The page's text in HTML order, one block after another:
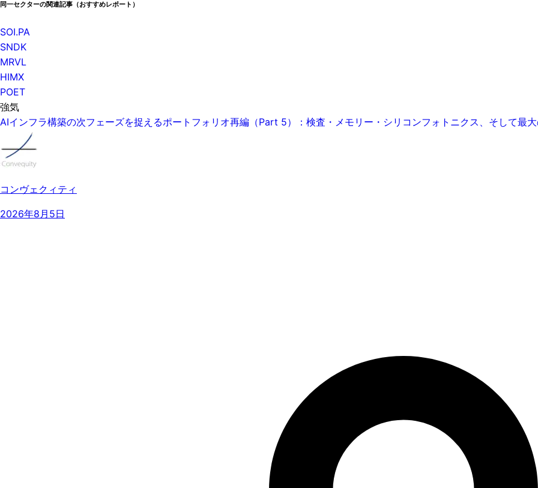
同一セクターの関連記事（おすすめレポート）
SOI.PA
SNDK
MRVL
HIMX
POET
強気
AIインフラ構築の次フェーズを捉えるポートフォリオ再編（Part 5）：検査・メモリー・シリコンフォトニクス、そして最
コンヴェクィティ
2026年8月5日